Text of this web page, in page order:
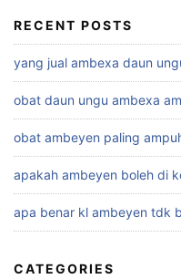
r
c
h
f
o
:
RECENT POSTS
yang jual ambexa daun
obat daun ungu ambexa
obat ambeyen paling
apakah ambeyen boleh di
apa benar kl ambeyen tdk
CATEGORIES